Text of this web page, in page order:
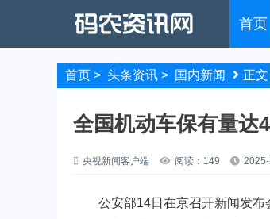
首页
首页 > 头条资讯 > 国内新闻 正文
全国机动车保有量达
央视新闻客户端 阅读：149
公安部14日在京召开新闻发布